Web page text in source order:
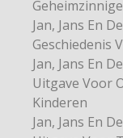
Jan, Jans En
Geschiedenis
Jan, Jans En
Uitgave Voor
Kinderen
Jan, Jans En